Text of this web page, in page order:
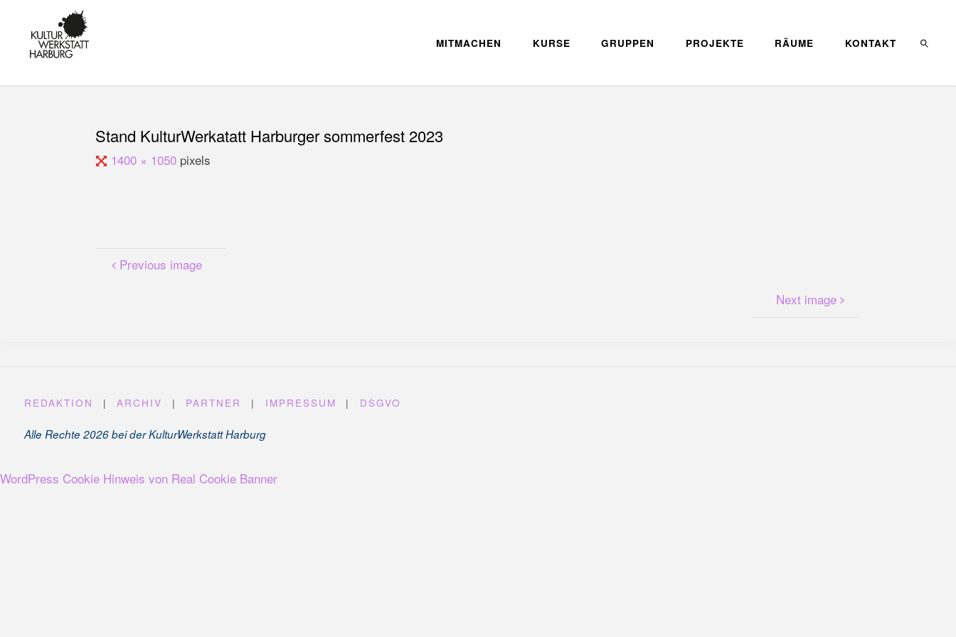
content
KUNST,
KANALPLATZ
MITMACHEN KURSE GRUPPEN PROJEKTE RÄUME KONTAKT
Stand KulturWerkatatt Harburger sommerfest 2023
Full1400 × 1050 pixels
Previous image
Next image
REDAKTION | ARCHIV | PARTNER | IMPRESSUM | DSGVO
Alle Rechte 2026 bei der KulturWerkstatt Harburg
WordPress Cookie Hinweis von Real Cookie Banner